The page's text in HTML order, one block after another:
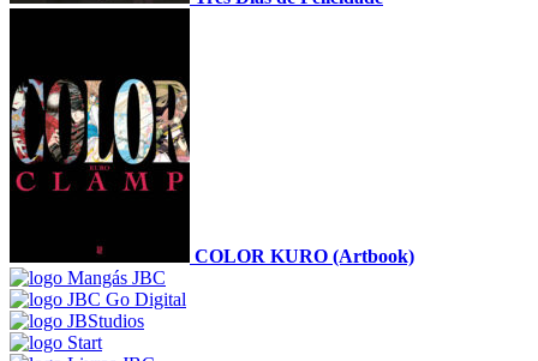
COLOR KURO (Artbook)